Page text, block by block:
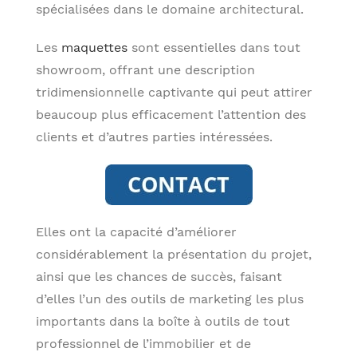
spécialisées dans le domaine architectural.
Les maquettes sont essentielles dans tout
showroom, offrant une description
tridimensionnelle captivante qui peut attirer
beaucoup plus efficacement l’attention des
clients et d’autres parties intéressées.
Elles ont la capacité d’améliorer
considérablement la présentation du projet,
ainsi que les chances de succès, faisant
d’elles l’un des outils de marketing les plus
importants dans la boîte à outils de tout
professionnel de l’immobilier et de